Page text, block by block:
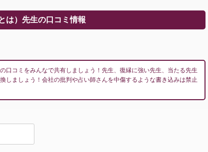
は）先生の口コミ情報
口コミをみんなで共有しましょう！先生、復縁に強い先生、当たる先生
しましょう！会社の批判や占い師さんを中傷するような書き込みは禁止